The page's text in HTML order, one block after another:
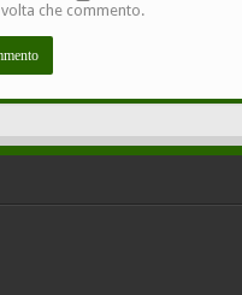
che commento.